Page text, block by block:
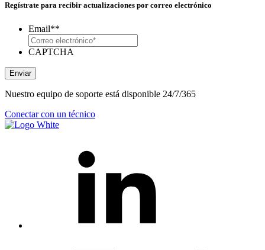
Regístrate para recibir actualizaciones por correo electrónico
Email**
CAPTCHA
Enviar
Nuestro equipo de soporte está disponible 24/7/365
Conectar con un técnico